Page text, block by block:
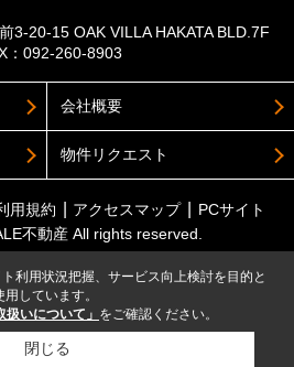
3-20-15 OAK VILLA HAKATA BLD.7F
092-260-8903
会社概要
物件リクエスト
用規約 アクセスマップ
PCサイト
不動産 All rights reserved.
利用状況把握、サービス向上検討を目的と
しています。
扱いについて」 をご確認ください。
閉じる